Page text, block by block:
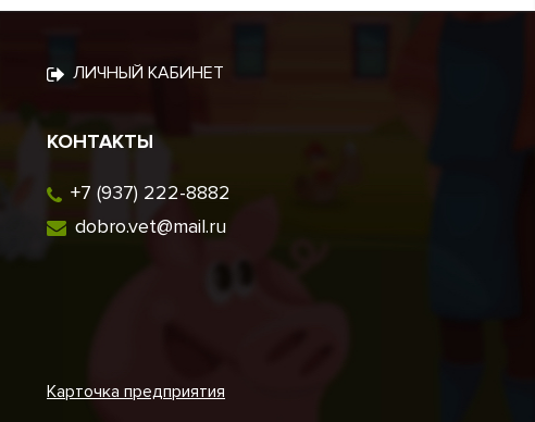
ЛИЧНЫЙ КАБИНЕТ
КОНТАКТЫ
+7 (937) 222-8882
dobro.vet@mail.ru
Карточка предприятия